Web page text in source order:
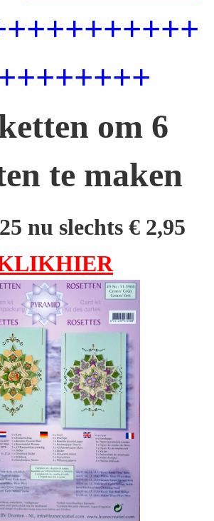
om 6
te maken
nu slechts € 2,95